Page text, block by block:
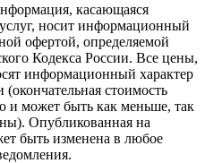
касающаяся
носит информационный
офертой, определяемой
Кодекса России. Все цены,
информационный характер
стоимость
и может быть как меньше, так
Опубликованная на
быть изменена в любое